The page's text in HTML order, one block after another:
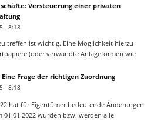
Versteuerung einer privaten
- 8:18
treffen ist wichtig. Eine Möglichkeit hierzu
(oder verwandte Anlageformen wie
Frage der richtigen Zuordnung
- 8:18
hat für Eigentümer bedeutende Änderungen
01.01.2022 wurden bzw. werden alle